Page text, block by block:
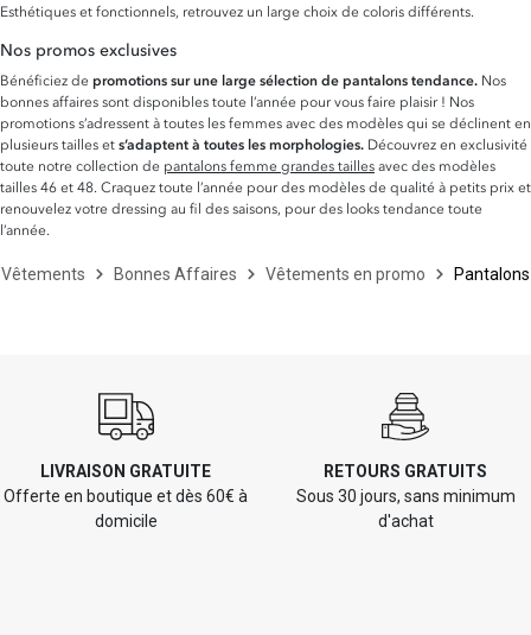
Esthétiques et fonctionnels, retrouvez un large choix de coloris différents.
Nos promos exclusives
Bénéficiez de promotions sur une large sélection de pantalons tendance. Nos
bonnes affaires sont disponibles toute l’année pour vous faire plaisir ! Nos
promotions s’adressent à toutes les femmes avec des modèles qui se déclinent en
plusieurs tailles et s’adaptent à toutes les morphologies. Découvrez en exclusivité
toute notre collection de pantalons femme grandes tailles avec des modèles
tailles 46 et 48. Craquez toute l’année pour des modèles de qualité à petits prix et
renouvelez votre dressing au fil des saisons, pour des looks tendance toute
l’année.
Vêtements Bonnes Affaires Vêtements en promo Pantalons
LIVRAISON GRATUITE
Offerte en boutique et dès 60€ à
domicile
RETOURS GRATUITS
Sous 30 jours, sans minimum
d'achat